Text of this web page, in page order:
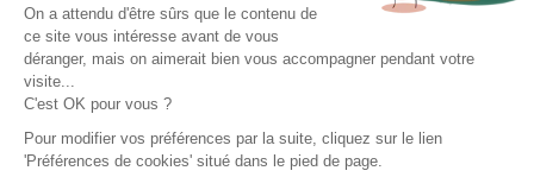
75 008 Paris
Sur votre première commande,
moment ! Désinscription en 1 clic, à
tout moment.